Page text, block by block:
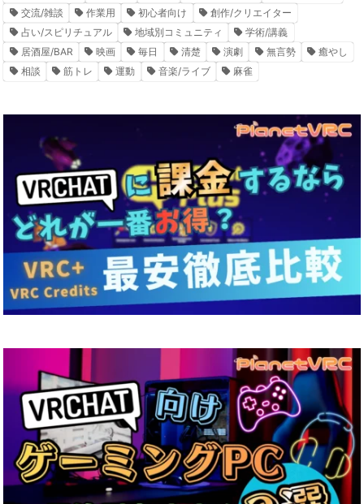
交流/雑談
作業用 初心者向け
創作/クリエイター
占い/スピリチュアル
地域別コミュニティ
学術/講義
居酒屋/BAR
映画 毎日 清楚 演劇 無言勢
癒やし
相談
筋トレ 運動 音楽/ライブ 麻雀